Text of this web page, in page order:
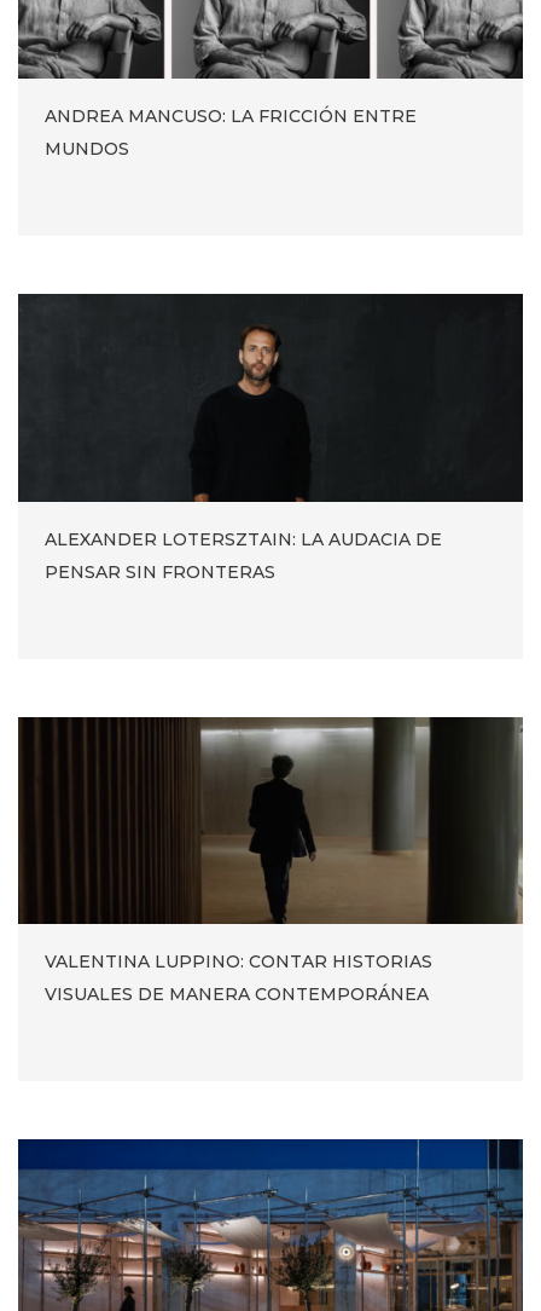
ANDREA MANCUSO: LA FRICCIÓN ENTRE
MUNDOS
ALEXANDER LOTERSZTAIN: LA AUDACIA DE
PENSAR SIN FRONTERAS
VALENTINA LUPPINO: CONTAR HISTORIAS
VISUALES DE MANERA CONTEMPORÁNEA